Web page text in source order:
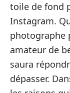
toile de fond
Instagram.
photographe
amateur de
saura
dépasser.